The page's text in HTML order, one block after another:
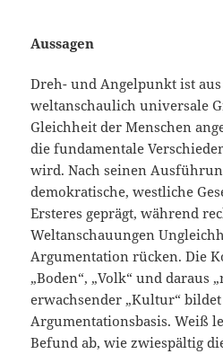
Aussagen
Dreh- und Angelpunkt ist aus
weltanschaulich universale
Gleichheit der Menschen
die fundamentale
wird. Nach seinen
demokratische, westliche
Ersteres geprägt, während
Weltanschauungen
Argumentation rücken. Die
„Boden“, „Volk“ und daraus
erwachsender „Kultur“
Argumentationsbasis. Weiß
Befund ab, wie zwiespältig